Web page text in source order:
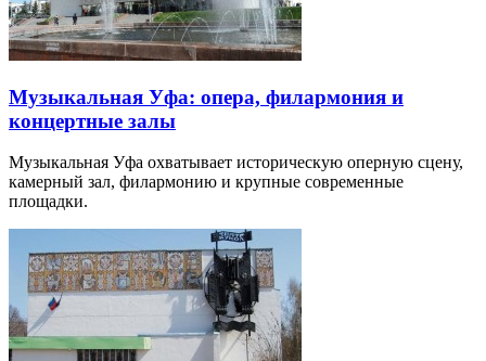
Музыкальная Уфа: опера, филармония и
концертные залы
Музыкальная Уфа охватывает историческую оперную сцену,
камерный зал, филармонию и крупные современные
площадки.